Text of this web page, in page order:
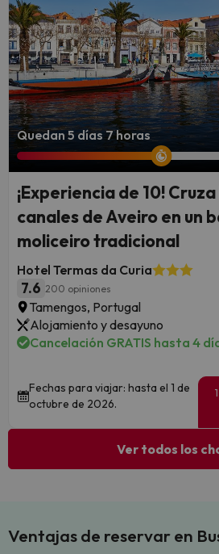
Quedan 5 días 7 horas
¡Experiencia de 10!
canales de Aveiro en un
moliceiro tradicional
Hotel Termas da Curia
7.6 200 opiniones
Tamengos, Portugal
Alojamiento y desayuno
Cancelación GRATIS hasta 4
Fechas para viajar: hasta el 1 de
octubre de 2026.
Ver todos los
Ventajas de reservar en